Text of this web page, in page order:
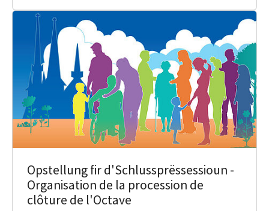
Opstellung fir d'Schlussprëssessioun -
Organisation de la procession de
clôture de l'Octave